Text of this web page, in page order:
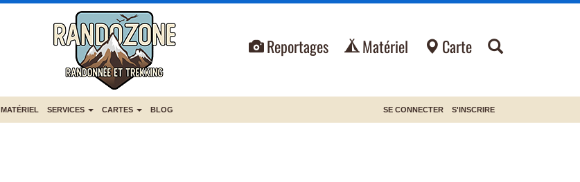
Reportages Matériel Carte
MATÉRIEL SERVICES CARTES BLOG SE CONNECTER S'INSCRIRE